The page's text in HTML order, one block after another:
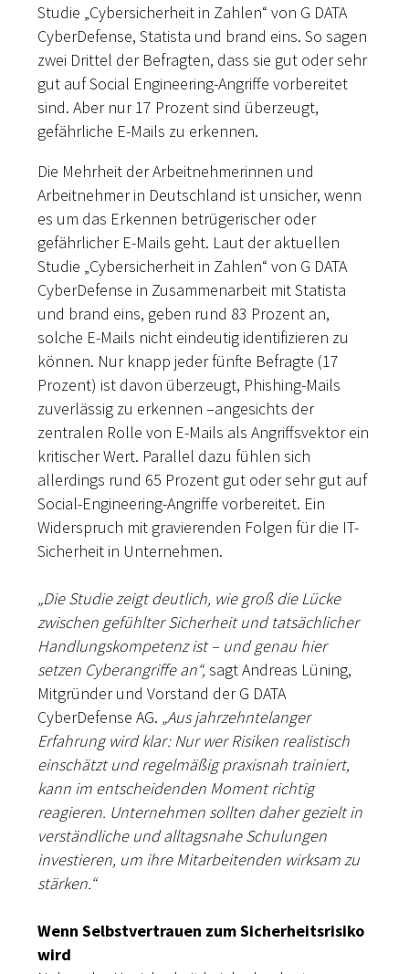
Studie „Cybersicherheit in Zahlen“ von G DATA
CyberDefense, Statista und brand eins. So sagen
zwei Drittel der Befragten, dass sie gut oder sehr
gut auf Social Engineering-Angriffe vorbereitet
sind. Aber nur 17 Prozent sind überzeugt,
gefährliche E-Mails zu erkennen.
Die Mehrheit der Arbeitnehmerinnen und
Arbeitnehmer in Deutschland ist unsicher, wenn
es um das Erkennen betrügerischer oder
gefährlicher E-Mails geht. Laut der aktuellen
Studie „Cybersicherheit in Zahlen“ von G DATA
CyberDefense in Zusammenarbeit mit Statista
und brand eins, geben rund 83 Prozent an,
solche E-Mails nicht eindeutig identifizieren zu
können. Nur knapp jeder fünfte Befragte (17
Prozent) ist davon überzeugt, Phishing-Mails
zuverlässig zu erkennen –angesichts der
zentralen Rolle von E-Mails als Angriffsvektor ein
kritischer Wert. Parallel dazu fühlen sich
allerdings rund 65 Prozent gut oder sehr gut auf
Social-Engineering-Angriffe vorbereitet. Ein
Widerspruch mit gravierenden Folgen für die IT-
Sicherheit in Unternehmen.
„Die Studie zeigt deutlich, wie groß die Lücke
zwischen gefühlter Sicherheit und tatsächlicher
Handlungskompetenz ist – und genau hier
setzen Cyberangriffe an“,sagt Andreas Lüning,
Mitgründer und Vorstand der G DATA
CyberDefense AG. „Aus jahrzehntelanger
Erfahrung wird klar: Nur wer Risiken realistisch
einschätzt und regelmäßig praxisnah trainiert,
kann im entscheidenden Moment richtig
reagieren. Unternehmen sollten daher gezielt in
verständliche und alltagsnahe Schulungen
investieren, um ihre Mitarbeitenden wirksam zu
stärken.“
Wenn Selbstvertrauen zum Sicherheitsrisiko
wird